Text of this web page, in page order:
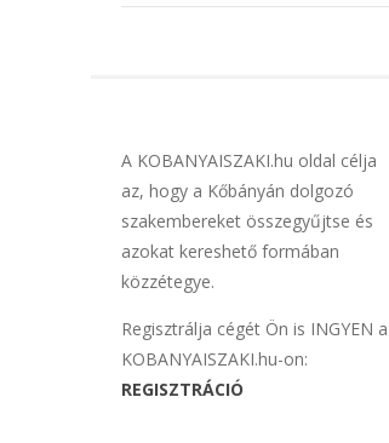
A KOBANYAISZAKI.hu oldal célja
az, hogy a Kőbányán dolgozó
szakembereket összegyűjtse és
azokat kereshető formában
közzétegye.
Regisztrálja cégét Ön is INGYEN a
KOBANYAISZAKI.hu-on:
REGISZTRÁCIÓ